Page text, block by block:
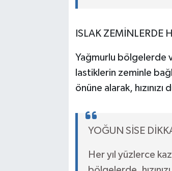
ISLAK ZEMİNLERDE
Yağmurlu bölgelerde
lastiklerin zeminle
önüne alarak,
YOĞUN SİSE
Her yıl yüzlerce